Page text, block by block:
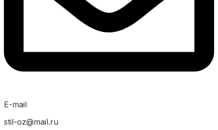
E-mail
stil-oz@mail.ru